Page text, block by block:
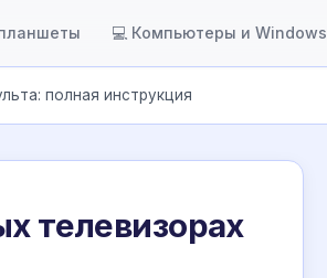
💻 Компьютеры и Windows
полная инструкция
телевизорах